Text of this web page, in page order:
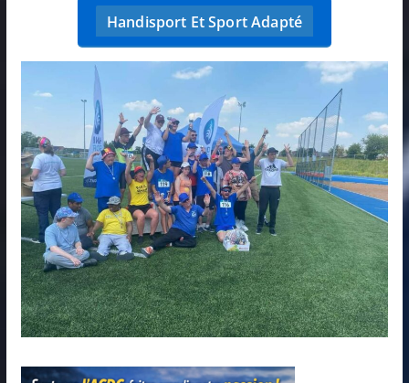
Handisport Et Sport Adapté